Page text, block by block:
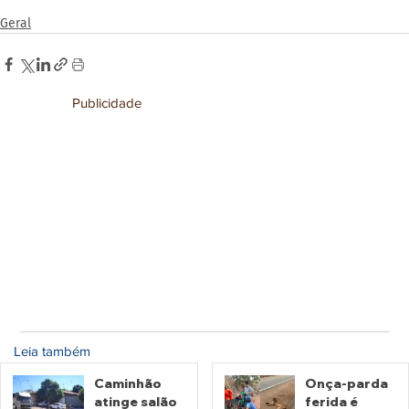
Geral
Publicidade
Leia também
Caminhão
atinge salão
Onça-parda
ferida é